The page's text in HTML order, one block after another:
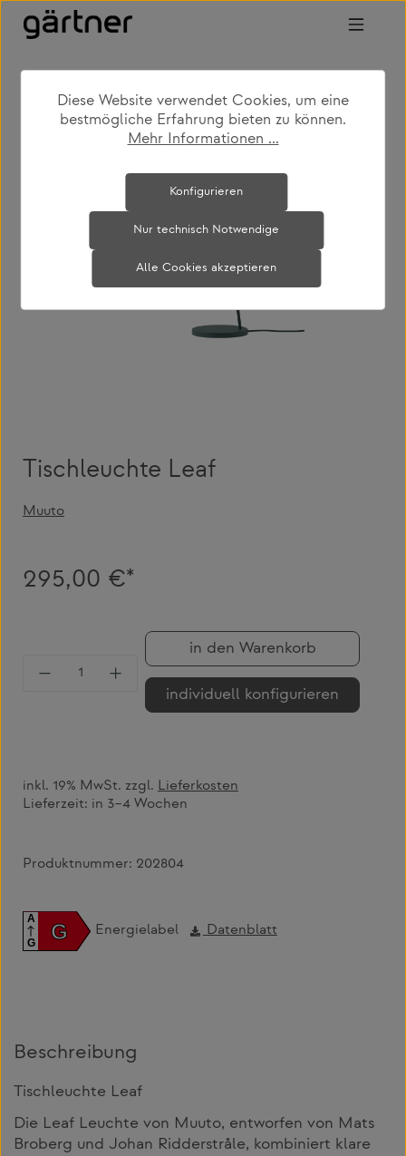
Zum Hauptinhalt springen
shop produkte leuchten tischleuchten
Bildergalerie überspringen
Tischleuchte Leaf
Muuto
295,00 €*
Produkt Anzahl: Gib den gewünschten
in den Warenkorb
individuell konfigurieren
inkl. 19% MwSt. zzgl. Lieferkosten
Lieferzeit: in 3–4 Wochen
Produktnummer: 202804
G
A
G
Energielabel Datenblatt
Beschreibung
Tischleuchte Leaf
Die Leaf Leuchte von Muuto, entworfen von Mats
Broberg und Johan Ridderstråle, kombiniert klare
Diese Website verwendet Cookies, um eine
bestmögliche Erfahrung bieten zu können.
Mehr Informationen ...
Nur technisch Notwendige
Konfigurieren
Alle Cookies akzeptieren